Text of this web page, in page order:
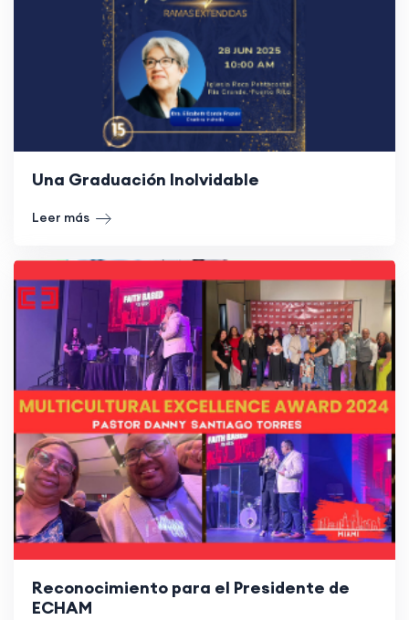
Una Graduación Inolvidable
Leer más
Reconocimiento para el Presidente de
ECHAM